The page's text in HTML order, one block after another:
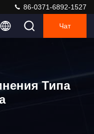
86-0371-6892-1527
Чат
Типа